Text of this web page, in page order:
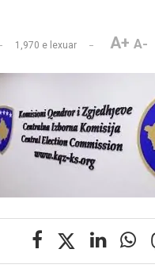
1,970 e lexuar A+ A-